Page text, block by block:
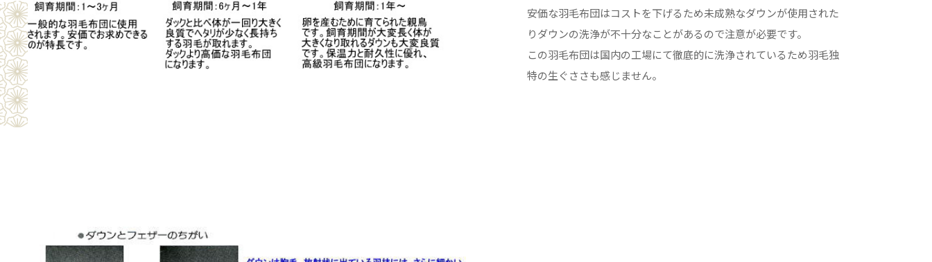
安価な羽毛布団はコストを下げるため未成熟なダウンが使用された
りダウンの洗浄が不十分なことがあるので注意が必要です。
この羽毛布団は国内の工場にて徹底的に洗浄されているため羽毛独
特の生ぐささも感じません。